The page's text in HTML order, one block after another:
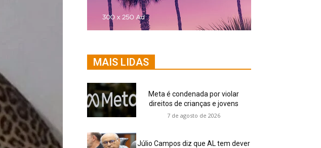
MAIS LIDAS
Meta é condenada por violar
direitos de crianças e jovens
7 de agosto de 2026
Júlio Campos diz que AL tem dever